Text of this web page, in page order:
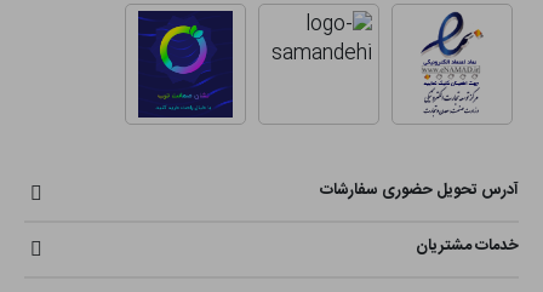
آدرس تحویل حضوری سفارشات
خدمات مشتریان